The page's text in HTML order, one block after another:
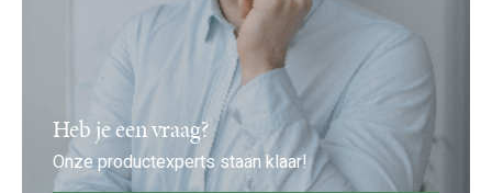
Heb je een vraag?
Onze productexperts staan klaar!